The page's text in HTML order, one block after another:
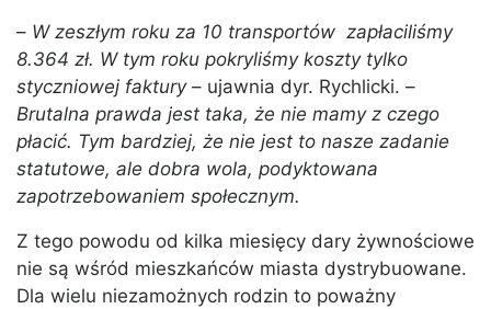
– W zeszłym roku za 10 transportów zapłaciliśmy
8.364 zł. W tym roku pokryliśmy koszty tylko
styczniowej faktury– ujawnia dyr. Rychlicki. –
Brutalna prawda jest taka, że nie mamy z czego
płacić. Tym bardziej, że nie jest to nasze zadanie
statutowe, ale dobra wola, podyktowana
zapotrzebowaniem społecznym.
Z tego powodu od kilka miesięcy dary żywnościowe
nie są wśród mieszkańców miasta dystrybuowane.
Dla wielu niezamożnych rodzin to poważny